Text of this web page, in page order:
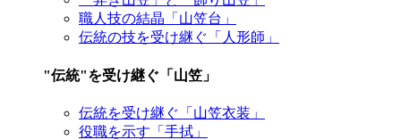
職人技の結晶「山笠台」
伝統の技を受け継ぐ「人形師」
"伝統"を受け継ぐ「山笠」
伝統を受け継ぐ「山笠衣装」
役職を示す「手拭」